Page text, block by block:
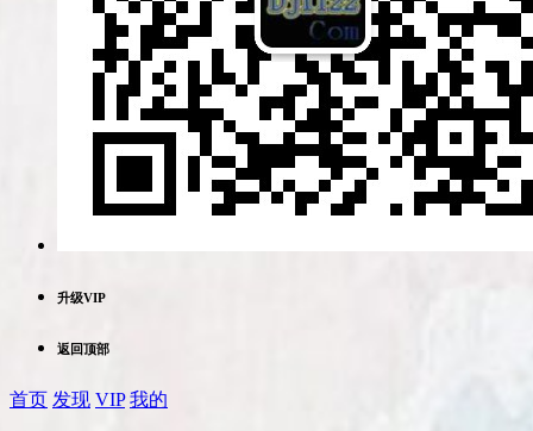
升级VIP
返回顶部
首页 发现 VIP 我的